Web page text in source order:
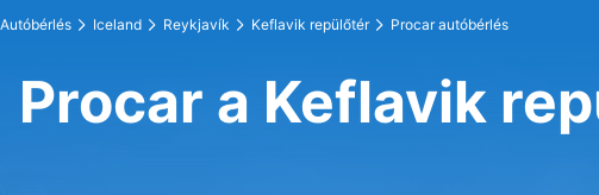
Autóbérlés Iceland Reykjavík Keflavik repülőtér Procar autóbérlés
Procar a Keflavik